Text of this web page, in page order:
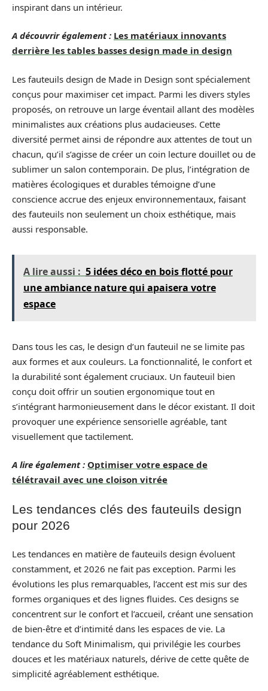
inspirant dans un intérieur.
A découvrir également : Les matériaux innovants
derrière les tables basses design made in design
Les fauteuils design de Made in Design sont spécialement
conçus pour maximiser cet impact. Parmi les divers styles
proposés, on retrouve un large éventail allant des modèles
minimalistes aux créations plus audacieuses. Cette
diversité permet ainsi de répondre aux attentes de tout un
chacun, qu’il s’agisse de créer un coin lecture douillet ou de
sublimer un salon contemporain. De plus, l’intégration de
matières écologiques et durables témoigne d’une
conscience accrue des enjeux environnementaux, faisant
des fauteuils non seulement un choix esthétique, mais
aussi responsable.
A lire aussi : 5 idées déco en bois flotté pour
une ambiance nature qui apaisera votre
espace
Dans tous les cas, le design d’un fauteuil ne se limite pas
aux formes et aux couleurs. La fonctionnalité, le confort et
la durabilité sont également cruciaux. Un fauteuil bien
conçu doit offrir un soutien ergonomique tout en
s’intégrant harmonieusement dans le décor existant. Il doit
provoquer une expérience sensorielle agréable, tant
visuellement que tactilement.
A lire également : Optimiser votre espace de
télétravail avec une cloison vitrée
Les tendances clés des fauteuils design
pour 2026
Les tendances en matière de fauteuils design évoluent
constamment, et 2026 ne fait pas exception. Parmi les
évolutions les plus remarquables, l’accent est mis sur des
formes organiques et des lignes fluides. Ces designs se
concentrent sur le confort et l’accueil, créant une sensation
de bien-être et d’intimité dans les espaces de vie. La
tendance du Soft Minimalism, qui privilégie les courbes
douces et les matériaux naturels, dérive de cette quête de
simplicité agréablement esthétique.